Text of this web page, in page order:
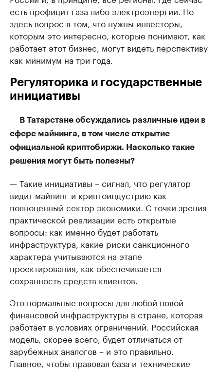
есть профицит газа либо электроэнергии. Но
здесь вопрос в том, что нужны инвесторы,
которым это интересно, которые понимают, как
работает этот бизнес, могут видеть перспективу
как минимум на три года.
Регуляторика и государственные
инициативы
— В Татарстане обсуждались различные идеи в
сфере майнинга, в том числе открытие
официальной криптобиржи. Насколько такие
решения могут быть полезны?
— Такие инициативы – сигнал, что регулятор
видит майнинг и криптоиндустрию как
полноценный сектор экономики. С точки зрения
практической реализации есть открытые
вопросы: как именно будет работать
инфраструктура, какие риски санкционного
характера учитываются на этапе
проектирования, как обеспечивается
сохранность средств клиентов.
Это нормальные вопросы для любой новой
финансовой инфраструктуры в стране, которая
работает в условиях ограничений. Российская
модель, скорее всего, будет отличаться от
зарубежных аналогов – и это правильно.
Главное, чтобы правовая база и технические